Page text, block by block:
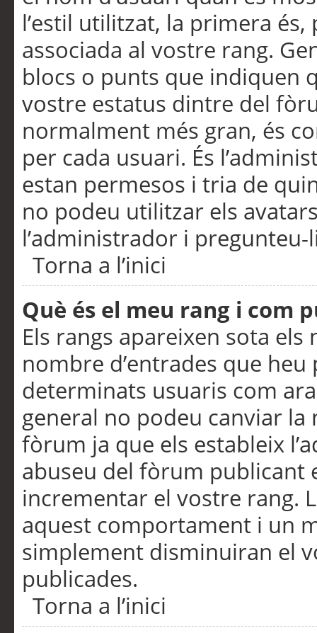
l’estil utilitzat, la primera
associada al vostre rang.
blocs o punts que indiquen
vostre estatus dintre del
normalment més gran, és
per cada usuari. És
estan permesos i tria de
no podeu utilitzar els
l’administrador i pregunteu-
Torna a l’inici
Què és el meu rang i com
Els rangs apareixen sota
nombre d’entrades que
determinats usuaris com
general no podeu canviar
fòrum ja que els estableix
abuseu del fòrum publicant
incrementar el vostre rang.
aquest comportament i un
simplement disminuiran el
publicades.
Torna a l’inici